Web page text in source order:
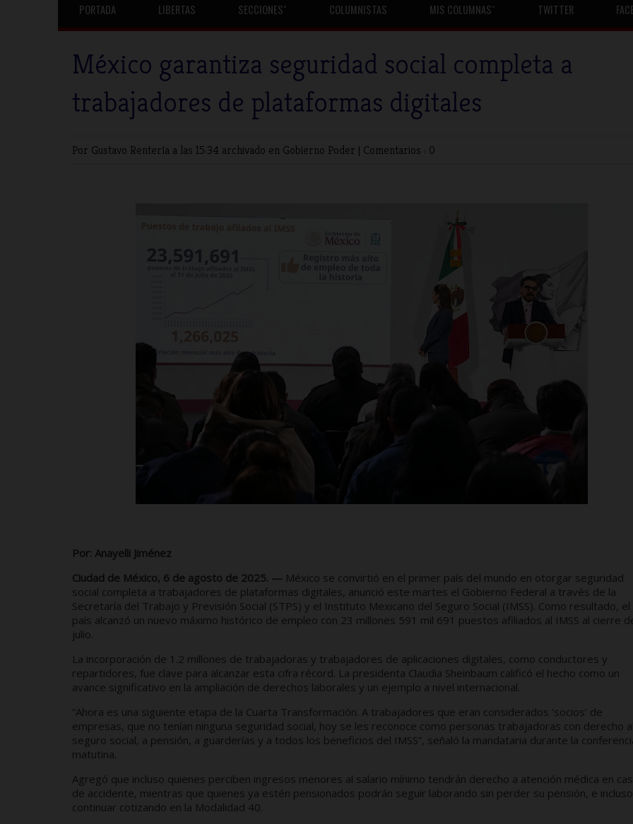
PORTADA LIBERTAS SECCIONESˇ COLUMNISTAS MIS COLUMNASˇ TWITTER
México garantiza seguridad social completa a
trabajadores de plataformas digitales
Por Gustavo Rentería a las 15:34 archivado en Gobierno Poder | Comentarios : 0
Por: Anayelli Jiménez
Ciudad de México, 6 de agosto de 2025. — México se convirtió en el primer país del mundo en otorgar seguridad
social completa a trabajadores de plataformas digitales, anunció este martes el Gobierno Federal a través de la
Secretaría del Trabajo y Previsión Social (STPS) y el Instituto Mexicano del Seguro Social (IMSS). Como resultado, el
país alcanzó un nuevo máximo histórico de empleo con 23 millones 591 mil 691 puestos afiliados al IMSS al cierre
julio.
La incorporación de 1.2 millones de trabajadoras y trabajadores de aplicaciones digitales, como conductores y
repartidores, fue clave para alcanzar esta cifra récord. La presidenta Claudia Sheinbaum calificó el hecho como un
avance significativo en la ampliación de derechos laborales y un ejemplo a nivel internacional.
“Ahora es una siguiente etapa de la Cuarta Transformación. A trabajadores que eran considerados ‘socios’ de
empresas, que no tenían ninguna seguridad social, hoy se les reconoce como personas trabajadoras con derecho al
seguro social, a pensión, a guarderías y a todos los beneficios del IMSS”, señaló la mandataria durante la
matutina.
Agregó que incluso quienes perciben ingresos menores al salario mínimo tendrán derecho a atención médica en
de accidente, mientras que quienes ya estén pensionados podrán seguir laborando sin perder su pensión, e incluso
continuar cotizando en la Modalidad 40.